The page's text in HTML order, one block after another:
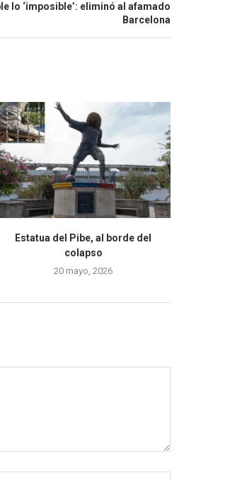
lo ‘imposible’: eliminó al afamado
Barcelona
Estatua del Pibe, al borde del
colapso
20 mayo, 2026